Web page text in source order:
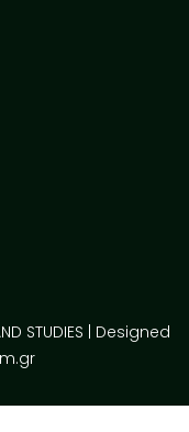
STUDIES | Designed